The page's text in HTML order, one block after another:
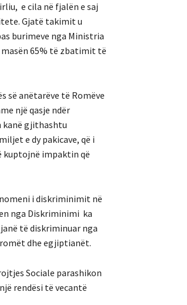
e cila në fjalën e saj
Gjatë takimit u
burimeve nga Ministria
65% të zbatimit të
së anëtarëve të Romëve
një qasje ndër
kanë gjithashtu
e dy pakicave, që i
kuptojnë impaktin që
i diskriminimit në
nga Diskriminimi ka
të diskriminuar nga
dhe egjiptianët.
Sociale parashikon
rendësi të vecantë